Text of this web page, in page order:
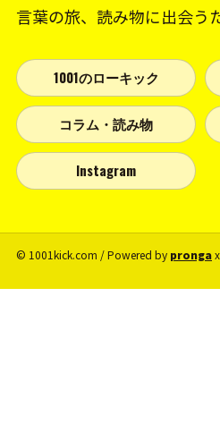
言葉の旅、読み物に出会う
1001のローキック
コラム・読み物
Instagram
© 1001kick.com / Powered by pronga